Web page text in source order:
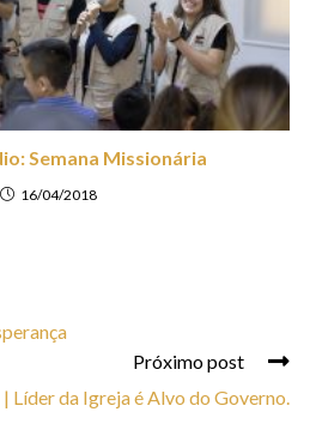
Semana Missionária
16/04/2018
Próximo post
| Líder da Igreja é Alvo do Governo.